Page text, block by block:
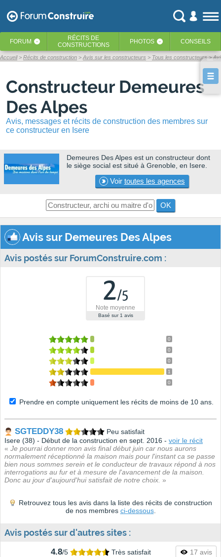
FORUM ‹ RÉCITS DE
CONSTRUCTIONS
PHOTOS ‹ CONSEILS
Accueil Récits de construction Avis sur les constructeurs Tous les constructeurs
Constructeur Demeures
Des Alpes
Avis, messages et récits de construction des membres sur
ce constructeur en Isere
Demeures Des Alpes est un constructeur dont
le siège social est situé à Grenoble, en Isere.
Voir toutes les agences
OK
Avis sur Demeures Des Alpes
Avis postés sur ForumConstruire.com :
2/5
Note moyenne
Basé sur 1 avis
0
0
0
1
0
Prendre en compte uniquement les récits de moins de 10 ans.
SGTEDDY38
Peu satisfait
Isere (38) - Début de la construction en sept. 2016 - voir le récit
« Je pourrai donner mon avis final début juin car nous aurons
normalement réceptionné la maison mais pour l'instant ca se passe
bien nous sommes serein et le conducteur de travaux répond à nos
interrogations au fur et à mesure de l'avancement de la maison.
Donc au jour d'aujourd'hui satisfait de notre choix. »
Retrouvez tous les avis dans la liste des récits de construction
de nos membres ci-dessous.
Avis postés sur d'autres sites :
4.8/5 Très satisfait 17 avis